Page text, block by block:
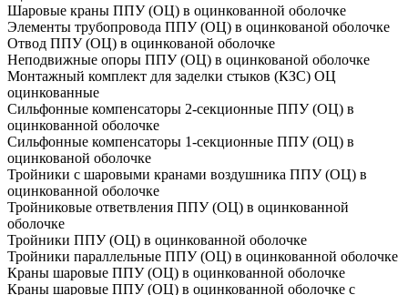
Шаровые краны ППУ (ОЦ) в оцинкованной оболочке
Элементы трубопровода ППУ (ОЦ) в оцинкованой оболочке
Отвод ППУ (ОЦ) в оцинкованой оболочке
Неподвижные опоры ППУ (ОЦ) в оцинкованой оболочке
Монтажный комплект для заделки стыков (КЗС) ОЦ
оцинкованные
Сильфонные компенсаторы 2-секционные ППУ (ОЦ) в
оцинкованной оболочке
Сильфонные компенсаторы 1-секционные ППУ (ОЦ) в
оцинкованой оболочке
Тройники с шаровыми кранами воздушника ППУ (ОЦ) в
оцинкованной оболочке
Тройниковые ответвления ППУ (ОЦ) в оцинкованной
оболочке
Тройники ППУ (ОЦ) в оцинкованной оболочке
Тройники параллельные ППУ (ОЦ) в оцинкованной оболочке
Краны шаровые ППУ (ОЦ) в оцинкованной оболочке
Краны шаровые ППУ (ОЦ) в оцинкованной оболочке с